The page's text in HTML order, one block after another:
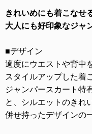
きれいめにも着こなせ
大人にも好印象なジャ
■デザイン
適度にウエストや背中
スタイルアップした着
ジャンパースカート特
と、シルエットのきれ
併せ持ったデザインの